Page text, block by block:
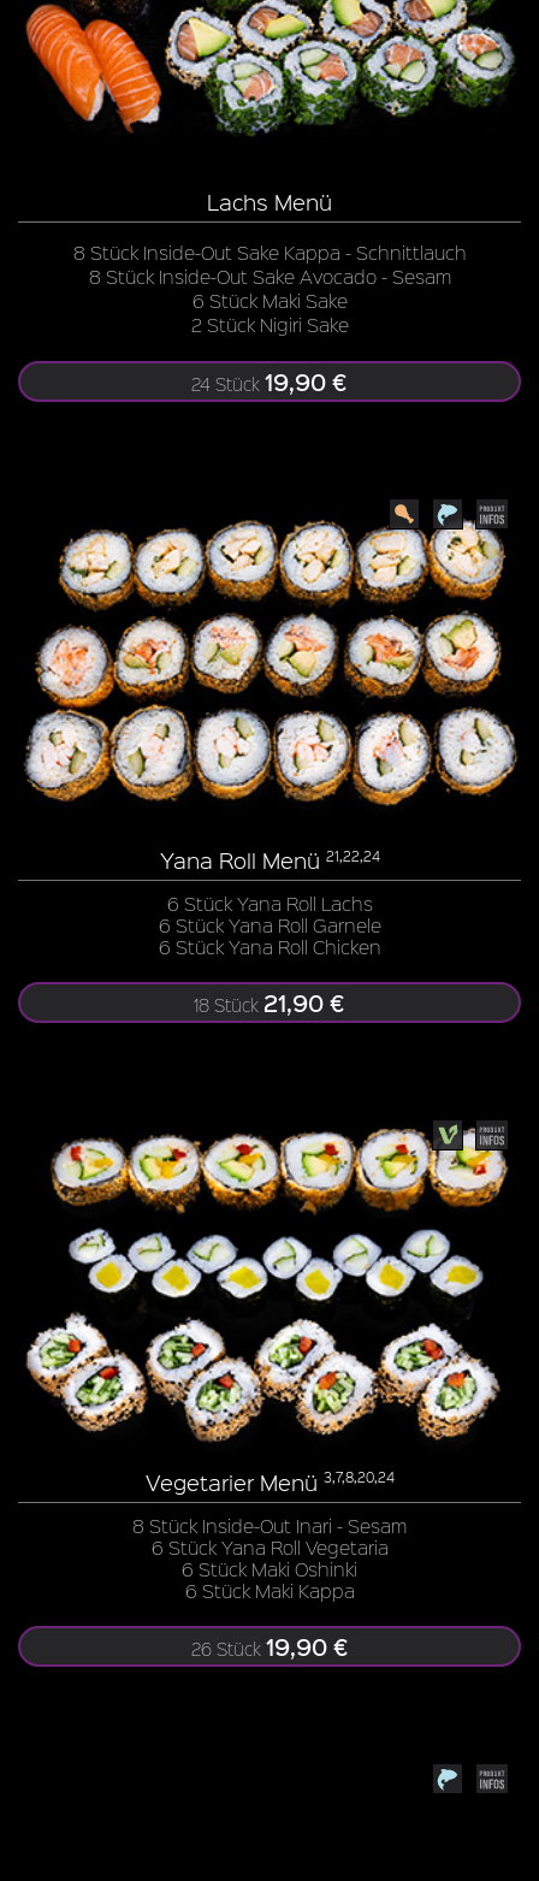
Lachs Menü
8 Stück Inside-Out Sake Kappa - Schnittlauch
8 Stück Inside-Out Sake Avocado - Sesam
6 Stück Maki Sake
2 Stück Nigiri Sake
24 Stück 19,90 €
Yana Roll Menü 21,22,24
6 Stück Yana Roll Lachs
6 Stück Yana Roll Garnele
6 Stück Yana Roll Chicken
18 Stück 21,90 €
Vegetarier Menü 3,7,8,20,24
8 Stück Inside-Out Inari - Sesam
6 Stück Yana Roll Vegetaria
6 Stück Maki Oshinki
6 Stück Maki Kappa
26 Stück 19,90 €